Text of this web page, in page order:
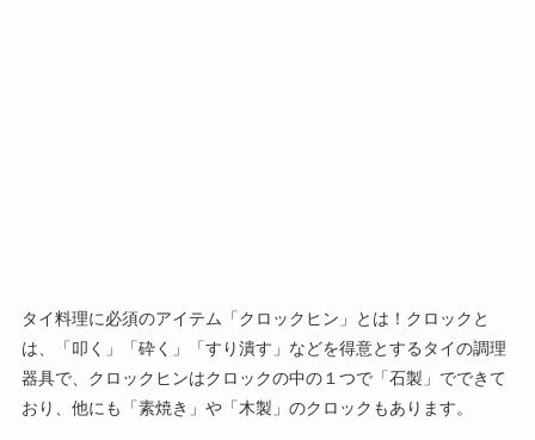
タイ料理に必須のアイテム「クロックヒン」とは！クロックと
は、「叩く」「砕く」「すり潰す」などを得意とするタイの調理
器具で、クロックヒンはクロックの中の１つで「石製」でできて
おり、他にも「素焼き」や「木製」のクロックもあります。